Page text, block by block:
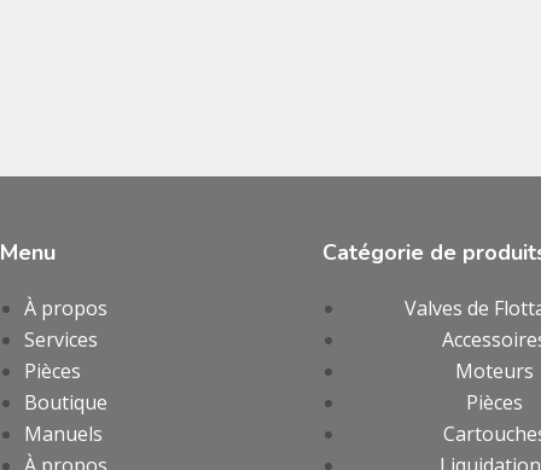
Menu
À propos
Services
Pièces
Boutique
Manuels
Catégorie de
Valves de
Moteurs
Pièces